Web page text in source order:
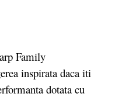
Family
inspirata daca iti
dotata cu